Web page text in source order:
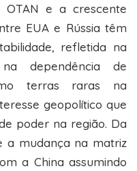
e a crescente
EUA e Rússia têm
refletida na
dependência de
terras raras na
geopolítico que
poder na região. Da
a mudança na matriz
a China assumindo